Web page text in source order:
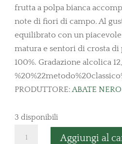
frutta a polpa bianca
note di fiori di campo. Al
equilibrato con un
matura e sentori di crosta di
100%. Gradazione alcolica
PRODUTTORE:ABATE NERO
3 disponibili
Aggiungi al